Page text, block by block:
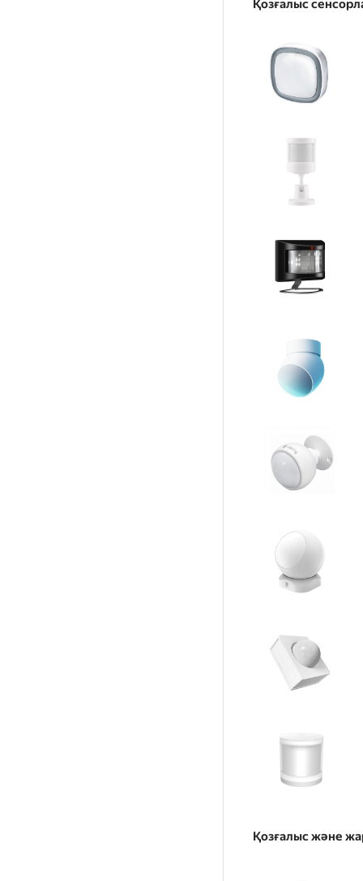
Қозғалыс
Қозғалыс және